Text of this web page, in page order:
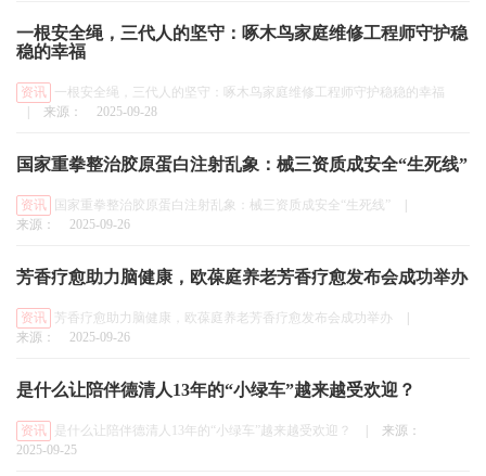
一根安全绳，三代人的坚守：啄木鸟家庭维修工程师守护稳
稳的幸福
资讯 一根安全绳，三代人的坚守：啄木鸟家庭维修工程师守护稳稳的幸福
来源： 2025-09-28
国家重拳整治胶原蛋白注射乱象：械三资质成安全“生死线”
资讯 国家重拳整治胶原蛋白注射乱象：械三资质成安全“生死线”
来源：
2025-09-26
芳香疗愈助力脑健康，欧葆庭养老芳香疗愈发布会成功举办
资讯 芳香疗愈助力脑健康，欧葆庭养老芳香疗愈发布会成功举办
来源：
2025-09-26
是什么让陪伴德清人13年的“小绿车”越来越受欢迎？
资讯 是什么让陪伴德清人13年的“小绿车”越来越受欢迎？
来源：
2025-09-25